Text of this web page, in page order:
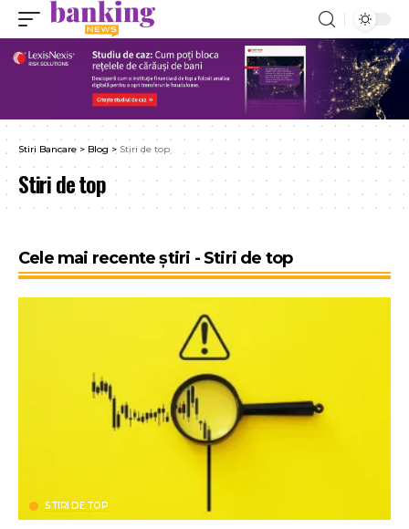
Stiri Bancare > Blog > Stiri de top
Stiri de top
Cele mai recente știri - Stiri de top
STIRI DE TOP